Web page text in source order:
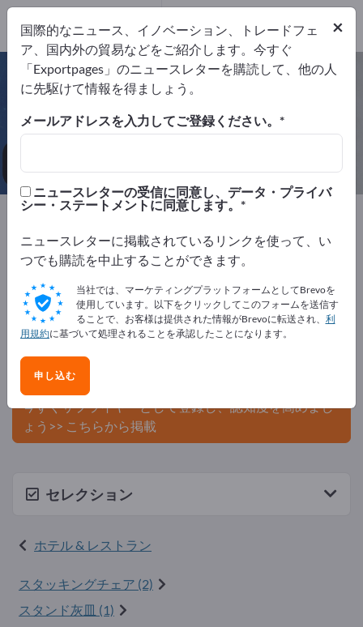
ホテル客室用家具 – メーカーとサプ
ライヤーを検索
9
9
Exportpages
会社備品／施設備品
ホテル & レストラン
ホテル客室用家具
Exportpagesで無料で広告を掲載！
ニーズ – オファー – 中古品 – ビジネスコンタクト >> こ
こから始める
Exportpagesで貴社と製品を掲載し
ましょう。
今すぐサプライヤーとして登録し、認知度を高めまし
ょう>> こちらから掲載
セレクション
ホテル & レストラン
スタッキングチェア (2)
スタンド灰皿 (1)
×
国際的なニュース、イノベーション、トレードフェ
ア、国内外の貿易などをご紹介します。今すぐ
「Exportpages」のニュースレターを購読して、他の人
に先駆けて情報を得ましょう。
メールアドレスを入力してご登録ください。
ニュースレターの受信に同意し、データ・プライバ
シー・ステートメントに同意します。
ニュースレターに掲載されているリンクを使って、い
つでも購読を中止することができます。
当社では、マーケティングプラットフォームとしてBrevoを
使用しています。以下をクリックしてこのフォームを送信す
ることで、お客様は提供された情報がBrevoに転送され、 利
用規約に基づいて処理されることを承認したことになります。
申し込む